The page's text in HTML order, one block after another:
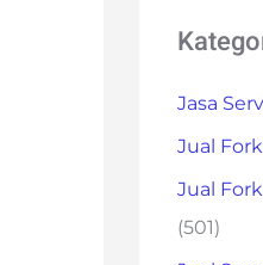
Jasa
Jual
Jual
(501)